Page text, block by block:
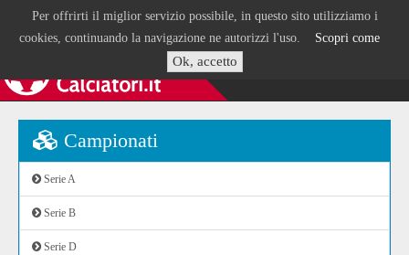
Per offrirti il miglior servizio possibile, in questo sito utilizziamo i
cookies, continuando la navigazione ne autorizzi l'uso. Scopri come
Ok, accetto
Campionati
Serie A
Serie B
Serie D